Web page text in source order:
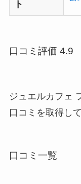
ト
口コミ評価 4.9
ジュエルカフェ
口コミを取得し
口コミ一覧